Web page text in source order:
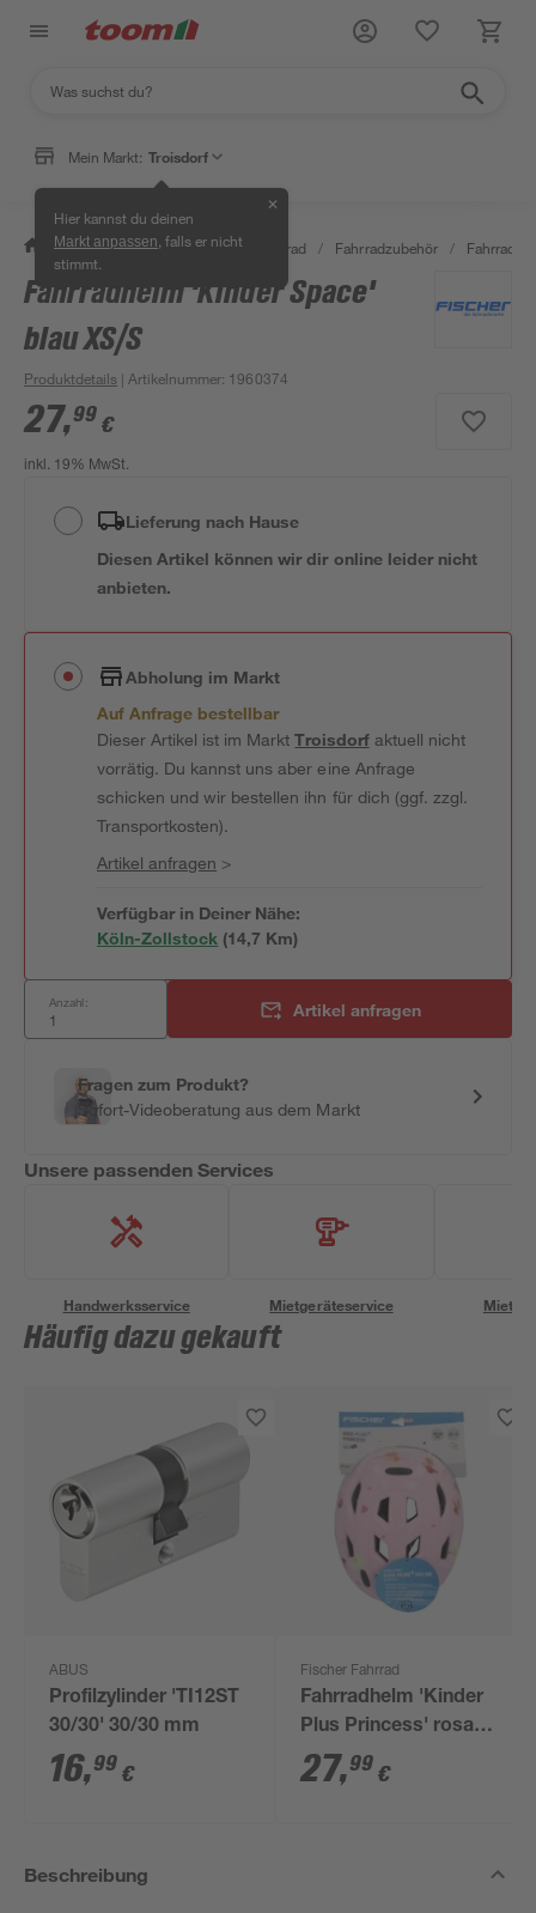
Mein Markt: Troisdorf
Hier kannst du deinen
Markt anpassen , falls er nicht
stimmt.
✕
/ Garten & Freizeit / Auto & Fahrrad / Fahrradzubehör /
Fahrradhelm 'Kinder Space'
blau XS/S
Produktdetails | Artikelnummer: 1960374
27,99 €
inkl. 19% MwSt.
Lieferung nach Hause
Diesen Artikel können wir dir online leider nicht
anbieten.
Abholung im Markt
Auf Anfrage bestellbar
Dieser Artikel ist im MarktTroisdorfaktuell nicht
vorrätig. Du kannst uns aber eine Anfrage
schicken und wir bestellen ihn für dich (ggf. zzgl.
Transportkosten).
Artikel anfragen >
Verfügbar in Deiner Nähe:
Köln-Zollstock (14,7 Km)
Anzahl: Artikel anfragen
Fragen zum Produkt?
Sofort-Videoberatung aus dem Markt
Unsere passenden Services
Handwerksservice Mietgeräteservice
Häufig dazu gekauft
ABUS
Profilzylinder 'TI12ST
30/30' 30/30 mm
16,99 €
Fischer Fahrrad
Fahrradhelm 'Kinder
Plus Princess' rosa
XS/S
27,99 €
Beschreibung